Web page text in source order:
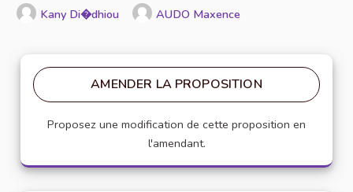
Kany Di�dhiou AUDO Maxence
AMENDER LA PROPOSITION
Proposez une modification de cette proposition en
l'amendant.